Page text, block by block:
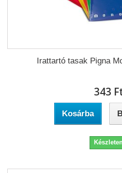
Irattartó tasak Pigna
343
Kosárba